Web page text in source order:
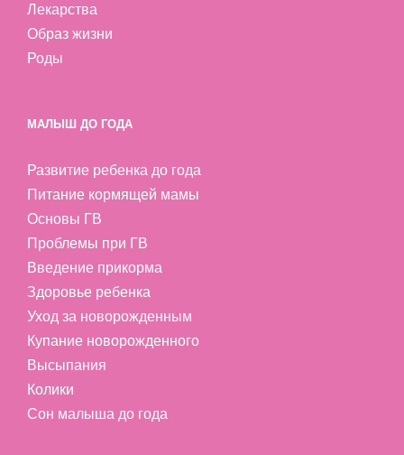
Лекарства
Образ жизни
Роды
МАЛЫШ ДО ГОДА
Развитие ребенка до года
Питание кормящей мамы
Основы ГВ
Проблемы при ГВ
Введение прикорма
Здоровье ребенка
Уход за новорожденным
Купание новорожденного
Высыпания
Колики
Сон малыша до года